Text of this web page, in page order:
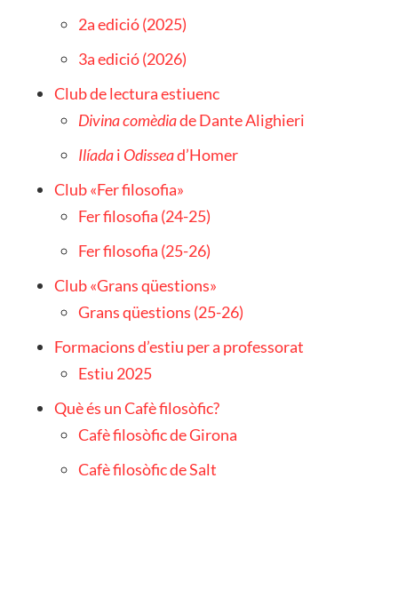
2a edició (2025)
3a edició (2026)
Club de lectura estiuenc
Divina comèdiade Dante Alighieri
Ilíadai Odissead’Homer
Club «Fer filosofia»
Fer filosofia (24-25)
Fer filosofia (25-26)
Club «Grans qüestions»
Grans qüestions (25-26)
Formacions d’estiu per a professorat
Estiu 2025
Què és un Cafè filosòfic?
Cafè filosòfic de Girona
Cafè filosòfic de Salt